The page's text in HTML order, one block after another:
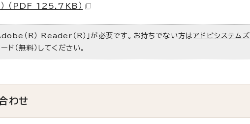
（PDF 125.7KB）
（R） Reader（R）」が必要です。お持ちでない方はアドビシステム
ド（無料）してください。
わせ